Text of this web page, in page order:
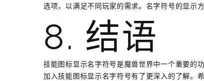
选项，以满足不同玩家的需求。名字符号的显示
8. 结语
技能图标显示名字符号是魔兽世界中一个重要的
加入技能图标显示名字符号有了更深入的了解。